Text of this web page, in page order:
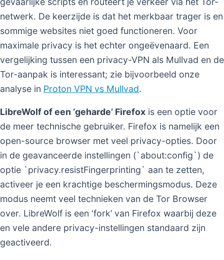
netwerk. De keerzijde is dat het merkbaar trager is en
sommige websites niet goed functioneren. Voor
maximale privacy is het echter ongeëvenaard. Een
vergelijking tussen een privacy-VPN als Mullvad en de
Tor-aanpak is interessant; zie bijvoorbeeld onze
analyse in Proton VPN vs Mullvad.
LibreWolf of een ‘geharde’ Firefox is een optie voor
de meer technische gebruiker. Firefox is namelijk een
open-source browser met veel privacy-opties. Door
in de geavanceerde instellingen (`about:config`) de
optie `privacy.resistFingerprinting` aan te zetten,
activeer je een krachtige beschermingsmodus. Deze
modus neemt veel technieken van de Tor Browser
over. LibreWolf is een ‘fork’ van Firefox waarbij deze
en vele andere privacy-instellingen standaard zijn
geactiveerd.